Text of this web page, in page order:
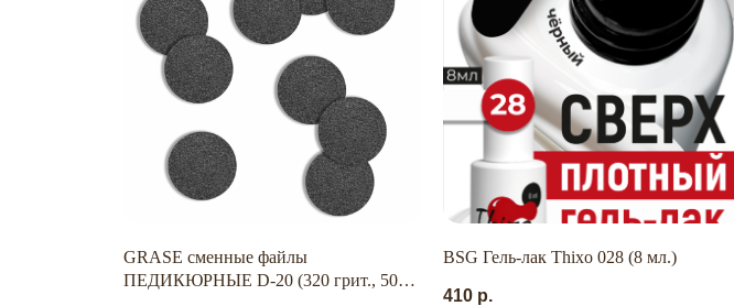
GRASE сменные файлы
ПЕДИКЮРНЫЕ D-20 (320 грит., 50
BSG Гель-лак Thixo 028 (8 мл.)
410 р.